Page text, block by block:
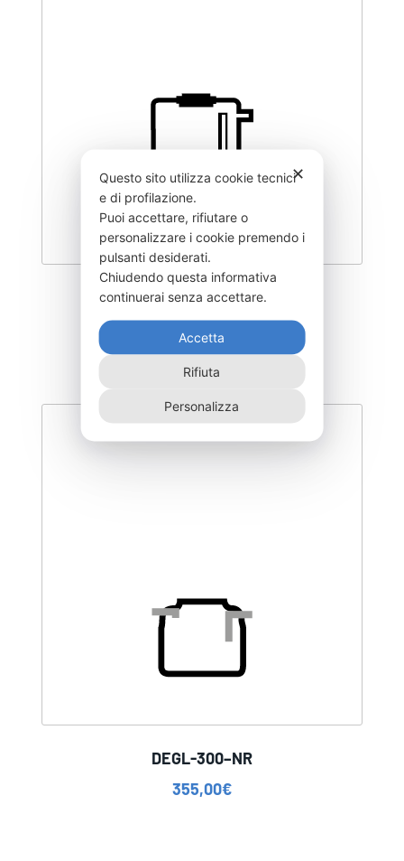
DEGK-300–T3
460,00
DEGL-300–NR
355,00€
✕
Questo sito utilizza cookie tecnici
e di profilazione.
Puoi accettare, rifiutare o
personalizzare i cookie premendo i
pulsanti desiderati.
Chiudendo questa informativa
continuerai senza accettare.
Accetta
Rifiuta
Personalizza